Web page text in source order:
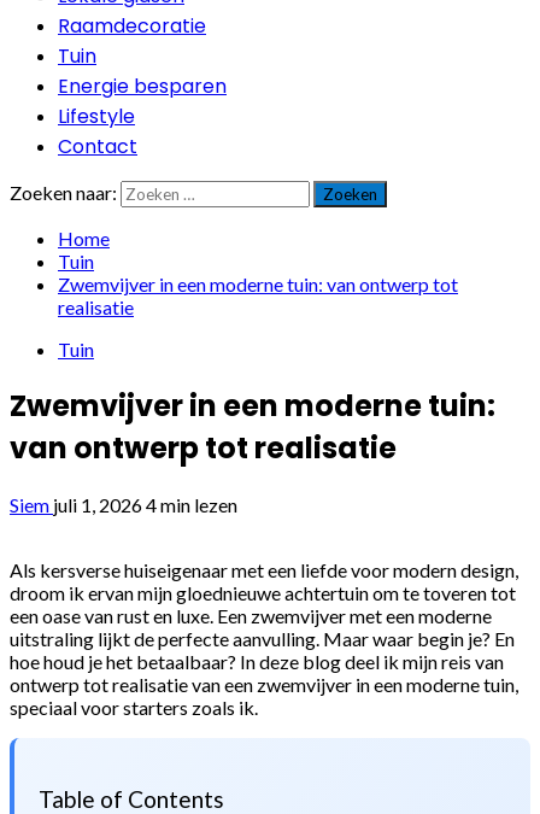
Raamdecoratie
Tuin
Energie besparen
Lifestyle
Contact
Zoeken naar:
Home
Tuin
Zwemvijver in een moderne tuin: van ontwerp tot
realisatie
Tuin
Zwemvijver in een moderne tuin:
van ontwerp tot realisatie
Siem juli 1, 20264 min lezen
Als kersverse huiseigenaar met een liefde voor modern design,
droom ik ervan mijn gloednieuwe achtertuin om te toveren tot
een oase van rust en luxe. Een zwemvijver met een moderne
uitstraling lijkt de perfecte aanvulling. Maar waar begin je? En
hoe houd je het betaalbaar? In deze blog deel ik mijn reis van
ontwerp tot realisatie van een zwemvijver in een moderne tuin,
speciaal voor starters zoals ik.
Table of Contents